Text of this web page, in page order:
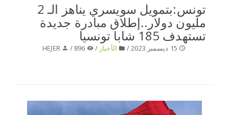
حدد ملفاتونس:بتمويل سويسري يناهز الـ 2
مليون دولار..إطلاق مبادرة جديدة
تستهدف 185 شابا تونسيا
الأخبار /
HEJER